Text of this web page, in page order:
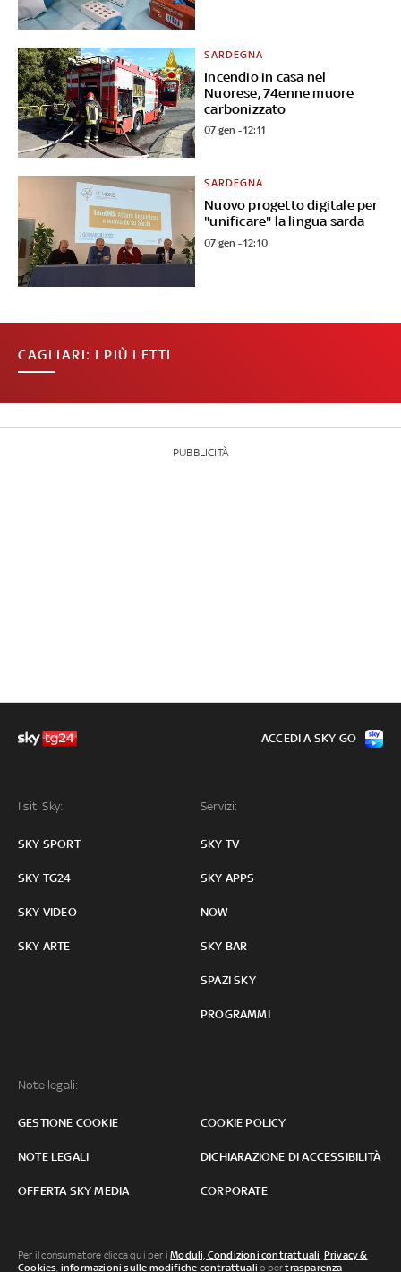
Incendio in casa nel
Nuorese, 74enne muore
carbonizzato
SARDEGNA
07 gen - 12:11
Nuovo progetto digitale per
"unificare" la lingua sarda
SARDEGNA
07 gen - 12:10
CAGLIARI: I PIÙ LETTI
PUBBLICITÀ
I siti Sky:
SKY SPORT
SKY TG24
SKY VIDEO
SKY ARTE
Servizi:
SKY TV
SKY APPS
NOW
SKY BAR
SPAZI SKY
PROGRAMMI
Note legali:
GESTIONE COOKIE COOKIE POLICY
NOTE LEGALI DICHIARAZIONE DI ACCESSIBILITÀ
OFFERTA SKY MEDIA CORPORATE
ACCEDI A SKY GO
Per il consumatore clicca qui per iModuli, Condizioni contrattuali, Privacy &
Cookies, informazioni sulle modifiche contrattuali o pertrasparenza